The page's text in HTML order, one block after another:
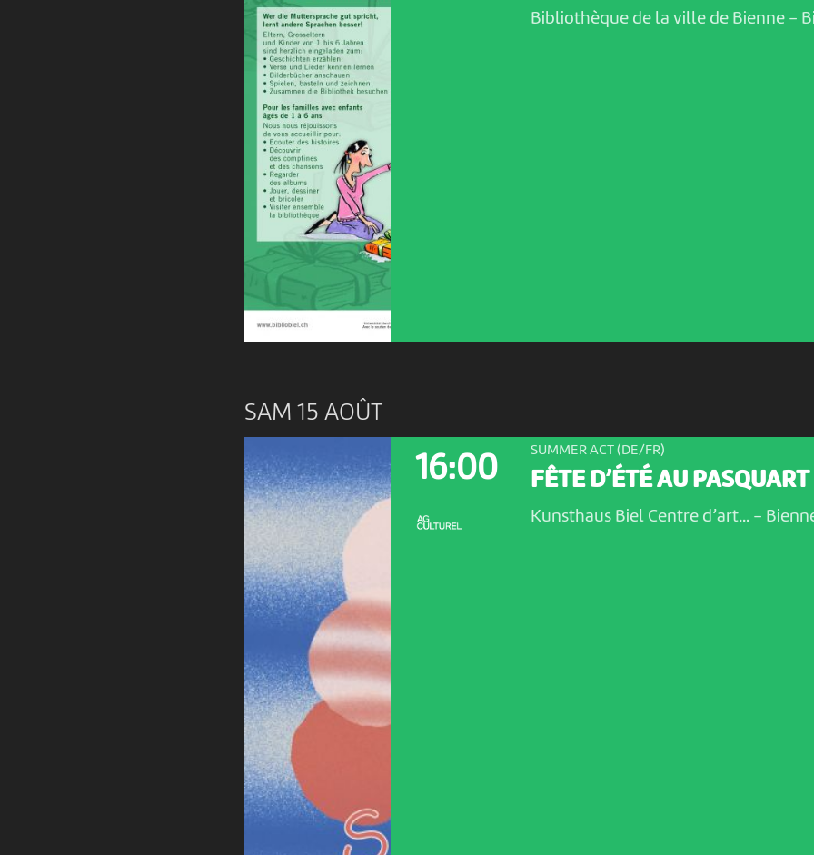
Bibliothèque de la ville de Bienne -
SAM 15 AOÛT
16:00 SUMMER ACT (DE/FR)
FÊTE D’ÉTÉ AU PASQUART
Kunsthaus Biel Centre d’art... -